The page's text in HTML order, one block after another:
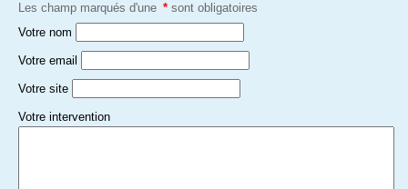
Les champ marqués d'une * sont obligatoires
Votre nom
Votre email
Votre site
Votre intervention